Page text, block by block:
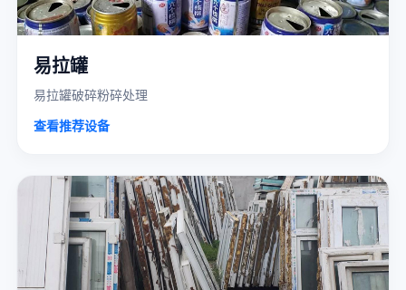
易拉罐
易拉罐破碎粉碎处理
查看推荐设备